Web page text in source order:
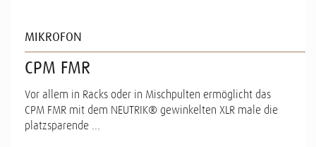
MIKROFON
CPM FMR
Vor allem in Racks oder in Mischpulten ermöglicht das
CPM FMR mit dem NEUTRIK® gewinkelten XLR male die
platzsparende ...